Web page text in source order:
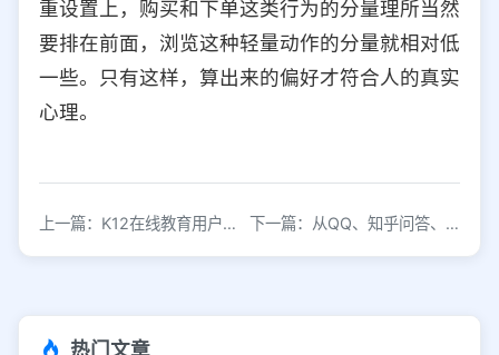
重设置上，购买和下单这类行为的分量理所当然
要排在前面，浏览这种轻量动作的分量就相对低
一些。只有这样，算出来的偏好才符合人的真实
心理。
上一篇：K12在线教育用户有哪些行为偏好？细分群体多维度解析 下一篇：从QQ、知乎问答、小红书等产品看社区类产品是如何做用户运营的
热门文章